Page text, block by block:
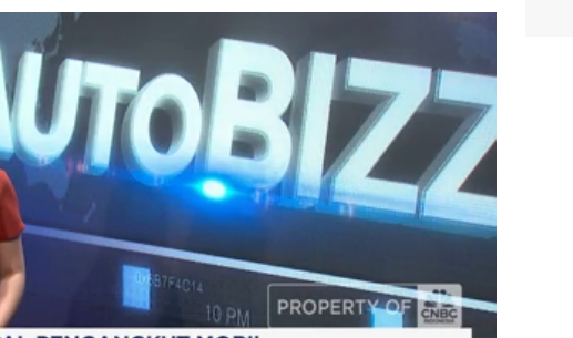
otomotif Asal China BYD meluncurkan kapal Roro
kendaraan terbanyak di dunia.
Up CNBC Indonesia, Selasa (21/01/2025).